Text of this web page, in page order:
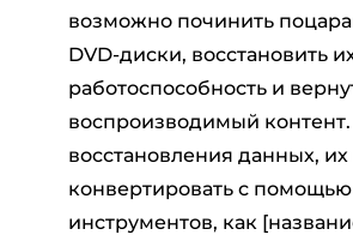
возможно починить
DVD-диски, восстановить
работоспособность и
воспроизводимый
восстановления данных,
конвертировать с помощью
инструментов, как